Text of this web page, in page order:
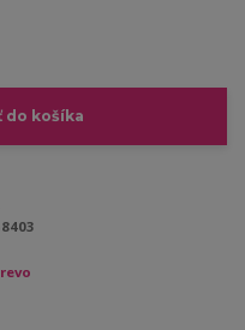
do košíka